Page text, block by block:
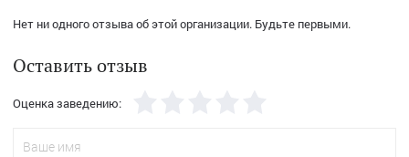
Нет ни одного отзыва об этой организации. Будьте первыми.
Оставить отзыв
Оценка заведению: